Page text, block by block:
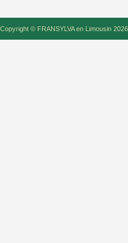
Copyright © FRANSYLVA en Limousin 2026